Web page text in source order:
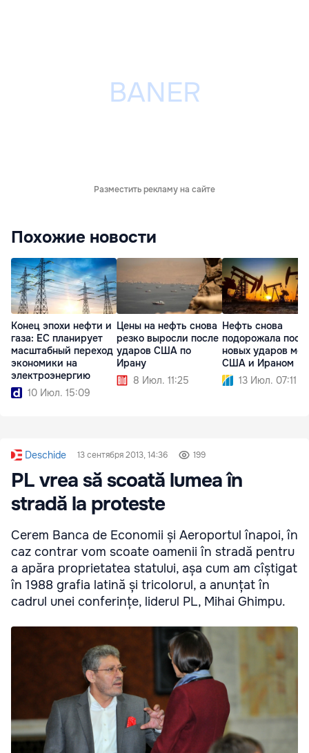
Разместить рекламу на сайте
Похожие новости
Конец эпохи нефти и
газа: ЕС планирует
масштабный переход
экономики на
электроэнергию
10 Июл. 15:09
Цены на нефть снова
резко выросли после
ударов США по
Ирану
8 Июл. 11:25
Нефть снова
подорожала
новых ударов
США и Ираном
13 Июл. 07:11
Deschide 13 сентября 2013, 14:36 199
PL vrea să scoată lumea în
stradă la proteste
Cerem Banca de Economii și Aeroportul înapoi, în
caz contrar vom scoate oamenii în stradă pentru
a apăra proprietatea statului, așa cum am cîștigat
în 1988 grafia latină și tricolorul, a anunțat în
cadrul unei conferințe, liderul PL, Mihai Ghimpu.